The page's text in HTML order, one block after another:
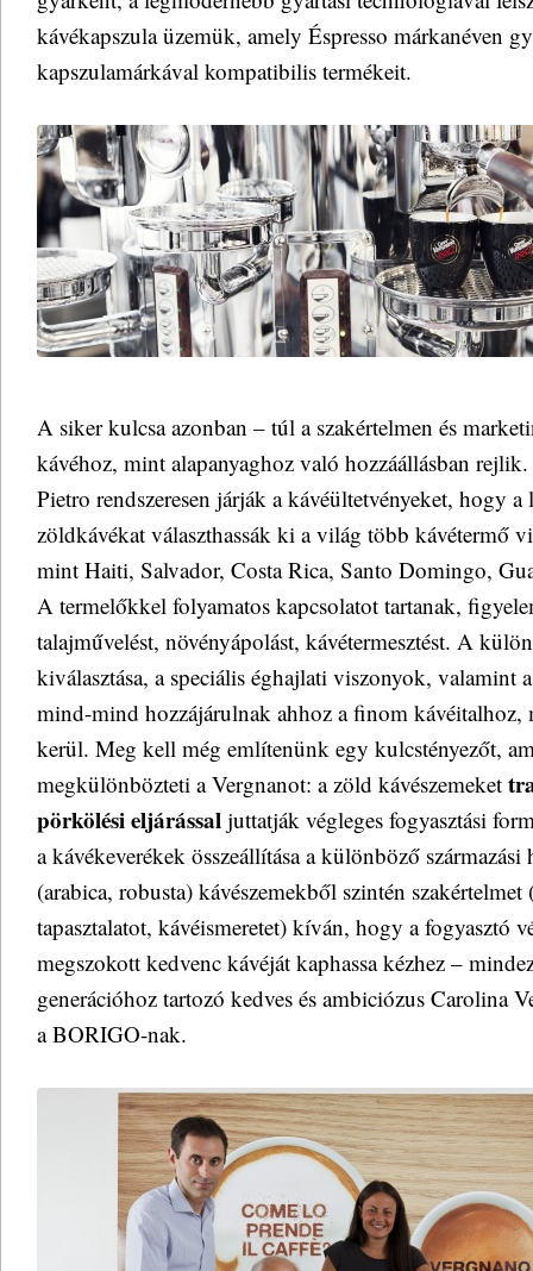
kávékapszula üzemük, amely Éspresso márkanéven
kapszulamárkával kompatibilis termékeit.
A siker kulcsa azonban – túl a szakértelmen és
kávéhoz, mint alapanyaghoz való hozzáállásban
Pietro rendszeresen járják a kávéültetvényeket, hogy
zöldkávékat választhassák ki a világ több kávétermő
mint Haiti, Salvador, Costa Rica, Santo Domingo,
A termelőkkel folyamatos kapcsolatot tartanak,
talajművelést, növényápolást, kávétermesztést. A
kiválasztása, a speciális éghajlati viszonyok, valamint
mind-mind hozzájárulnak ahhoz a finom kávéitalhoz,
kerül. Meg kell még említenünk egy kulcstényezőt,
megkülönbözteti a Vergnanot: a zöld kávészemeket
pörkölési eljárással juttatják végleges fogyasztási
a kávékeverékek összeállítása a különböző
(arabica, robusta) kávészemekből szintén
tapasztalatot, kávéismeretet) kíván, hogy a fogyasztó
megszokott kedvenc kávéját kaphassa kézhez –
generációhoz tartozó kedves és ambiciózus Carolina
a BORIGO-nak.